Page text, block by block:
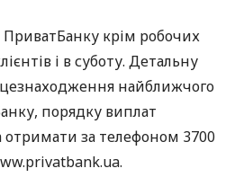
ПриватБанку крім робочих
і в суботу. Детальну
найближчого
порядку виплат
за телефоном 3700